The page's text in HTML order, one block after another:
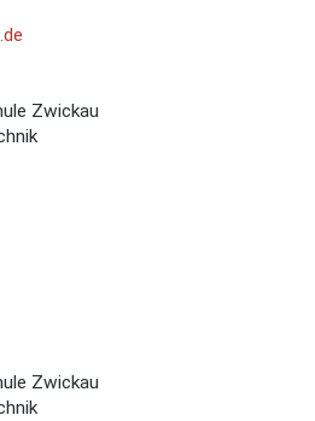
Zwickau
Zwickau